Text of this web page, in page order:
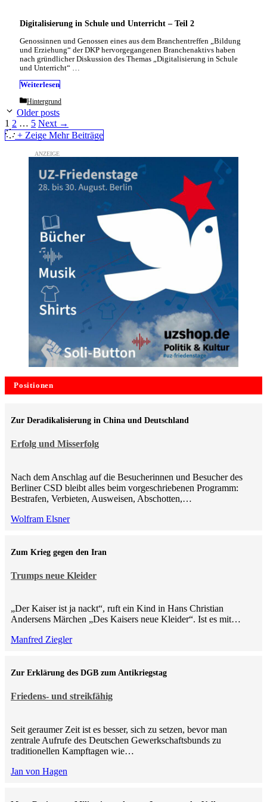
Digitalisierung in Schule und Unterricht – Teil 2
Genossinnen und Genossen eines aus dem Branchentreffen „Bildung
und Erziehung“ der DKP hervorgegangenen Branchenaktivs haben
nach gründlicher Diskussion des Themas „Digitalisierung in Schule
und Unterricht“ …
Weiterlesen
Categories
Hintergrund
Older posts
Page
1 Page
2 … Page
5 Next →
+ Zeige Mehr Beiträge
Positionen
Erfolg und Misserfolg
Zur Deradikalisierung in China und Deutschland
Nach dem Anschlag auf die Besucherinnen und Besucher des
Berliner CSD bleibt alles beim vorgeschriebenen Programm:
Bestrafen, Verbieten, Ausweisen, Abschotten,…
Wolfram Elsner
Trumps neue Kleider
Zum Krieg gegen den Iran
„Der Kaiser ist ja nackt“, ruft ein Kind in Hans Christian
Andersens Märchen „Des Kaisers neue Kleider“. Ist es mit…
Manfred Ziegler
Friedens- und streikfähig
Zur Erklärung des DGB zum Antikriegstag
Seit geraumer Zeit ist es besser, sich zu setzen, bevor man
zentrale Aufrufe des Deutschen Gewerkschaftsbunds zu
traditionellen Kampftagen wie…
Jan von Hagen